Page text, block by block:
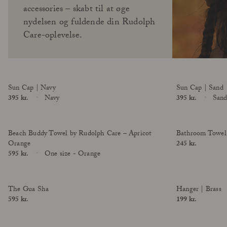
Skincare Wardrobe
Behandlinger
I House of Rudolph Care
Vores Grundlægger
Mød Andrea Elisabeth Rudolph
accessories – skabt til at øge
nydelsen og fuldende din Rudolph
Care-oplevelse.
Sun Cap | Navy
Price
395 kr.
Navy
Sun Cap | Sand
Price
395 kr.
Sand
Beach Buddy Towel by Rudolph Care – Apricot
Orange
Price
595 kr.
One size - Orange
Bathroom
Price
245 kr.
The Gua Sha
Price
595 kr.
Hanger | Brass
Price
199 kr.